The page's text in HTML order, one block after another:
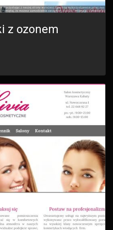
z ozonem